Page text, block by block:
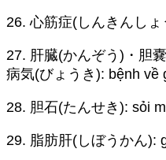
26. 心筋症(しんきんし
27. 肝臓(かんぞう)・胆
病気(びょうき): bệnh về
28. 胆石(たんせき): sỏi
29. 脂肪肝(しぼうかん):